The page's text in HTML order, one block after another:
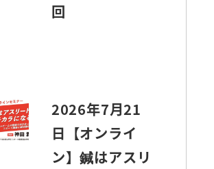
回
2026年7月21
日【オンライ
ン】鍼はアスリ